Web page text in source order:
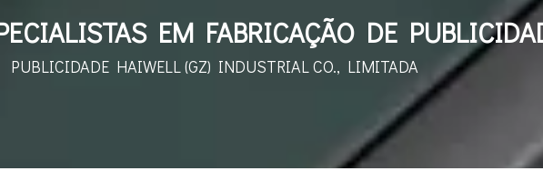
EM FABRICAÇÃO DE
PUBLICIDADE HAIWELL (GZ) INDUSTRIAL CO., LIMITADA